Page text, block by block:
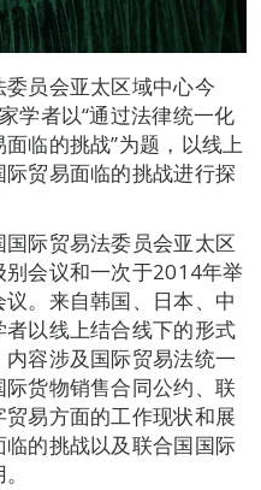
员会亚太区域中心今
学者以“通过法律统一化
临的挑战”为题，以线上
贸易面临的挑战进行探
际贸易法委员会亚太区
会议和一次于2014年举
。来自韩国、日本、中
以线上结合线下的形式
容涉及国际贸易法统一
货物销售合同公约、联
易方面的工作现状和展
的挑战以及联合国国际